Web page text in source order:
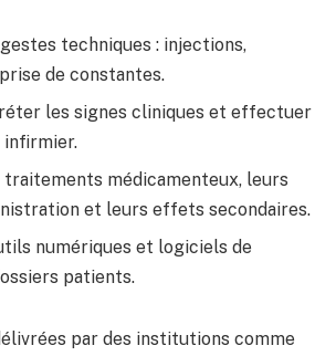
techniques : injections,
de constantes.
les signes cliniques et effectuer
infirmier.
traitements médicamenteux, leurs
et leurs effets secondaires.
numériques et logiciels de
patients.
par des institutions comme